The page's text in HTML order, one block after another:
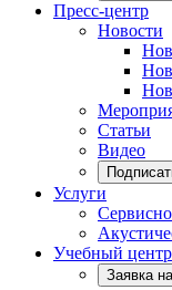
Пресс-центр
Новости
Статьи
Видео
Услуги
Учебный центр
Заявка